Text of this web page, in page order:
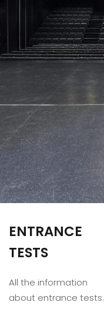
ENTRANCE
TESTS
All the information
about entrance tests.